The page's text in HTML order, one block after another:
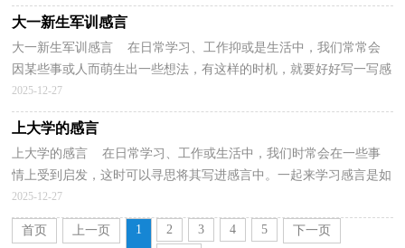
大一新生军训感言
大一新生军训感言 在日常学习、工作抑或是生活中，我们常常会
因某些事或人而萌生出一些想法，有这样的时机，就要好好写一写感
言将其记录下来。一起来学习感言是如何写的吧，以下...
2025-12-27
上大学的感言
上大学的感言 在日常学习、工作或生活中，我们时常会在一些事
情上受到启发，这时可以寻思将其写进感言中。一起来学习感言是如
何写的吧，以下是小编精心整理的上大学的感言，欢迎...
2025-12-27
首页 上一页 1 2 3 4 5
下一页